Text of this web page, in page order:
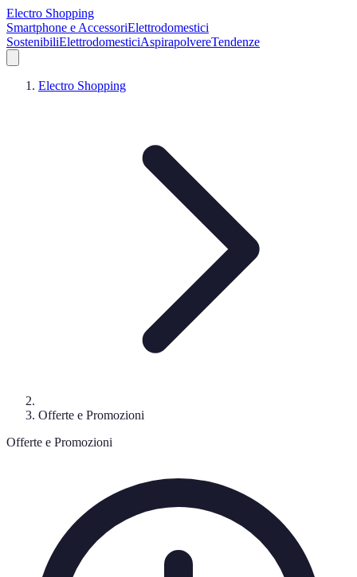
Electro Shopping
Smartphone e AccessoriElettrodomestici
SostenibiliElettrodomesticiAspirapolvereTendenze
Electro Shopping
Offerte e Promozioni
Offerte e Promozioni